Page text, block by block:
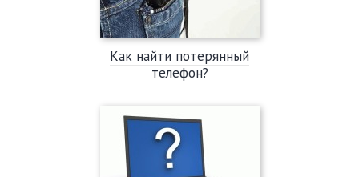
Как найти потерянный
телефон?